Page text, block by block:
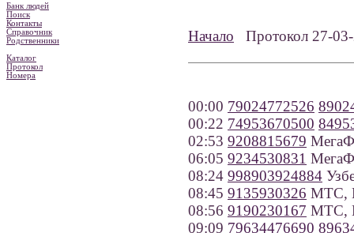
Банк людей
Поиск
Контакты
Справочник
Родственники
Каталог
Протокол
Номера
Начало Протокол 27-
00:00 79024772526
00:22 74953670500
02:53 9208815679
06:05 9234530831
08:24 998903924884
08:45 9135930326 МТС,
08:56 9190230167 МТС,
09:09 79634476690